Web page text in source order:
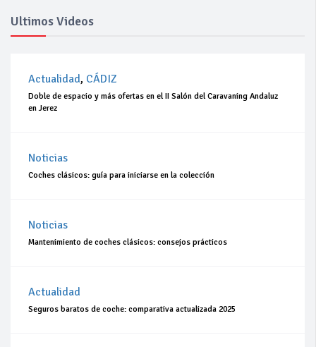
Ultimos Videos
Actualidad, CÁDIZ
Doble de espacio y más ofertas en el II Salón del Caravaning Andaluz
en Jerez
Noticias
Coches clásicos: guía para iniciarse en la colección
Noticias
Mantenimiento de coches clásicos: consejos prácticos
Actualidad
Seguros baratos de coche: comparativa actualizada 2025